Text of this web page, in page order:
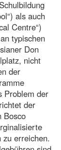
als auch
Centre“)
typischen
Don
nicht
der
Problem der
der
Bosco
zu erreichen.